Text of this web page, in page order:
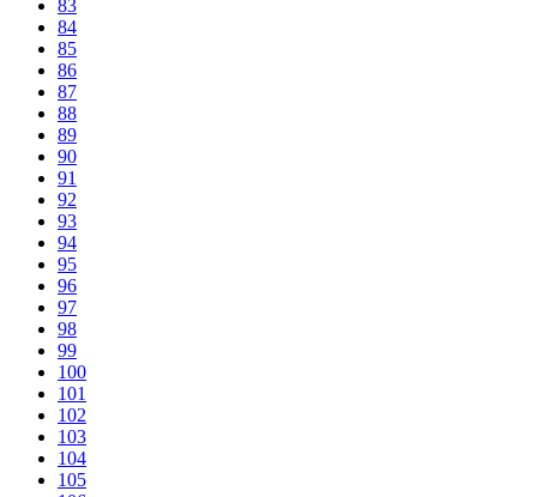
83
84
85
86
87
88
89
90
91
92
93
94
95
96
97
98
99
100
101
102
103
104
105